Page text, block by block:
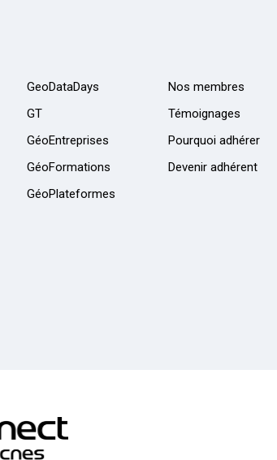
GeoDataDays
GT
GéoEntreprises
GéoFormations
GéoPlateformes
Nos membres
Témoignages
Pourquoi adhérer
Devenir adhérent